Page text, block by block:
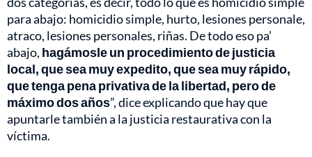
para abajo: homicidio simple, hurto, lesiones personale,
atraco, lesiones personales, riñas. De todo eso pa’
abajo, hagámosle un procedimiento de justicia
local, que sea muy expedito, que sea muy rápido,
que tenga pena privativa de la libertad, pero de
máximo dos años”, dice explicando que hay que
apuntarle también a la justicia restaurativa con la
víctima.